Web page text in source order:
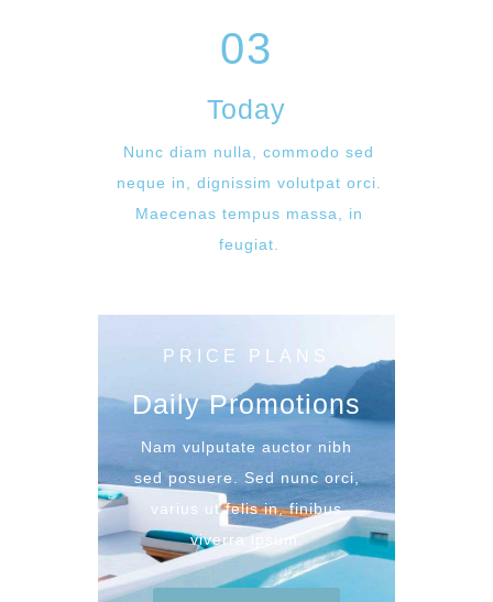
03
Today
Nunc diam nulla, commodo sed
neque in, dignissim volutpat orci.
Maecenas tempus massa, in
feugiat.
PRICE PLANS
Daily Promotions
Nam vulputate auctor nibh
sed posuere. Sed nunc orci,
varius ut felis in, finibus
viverra ipsum.